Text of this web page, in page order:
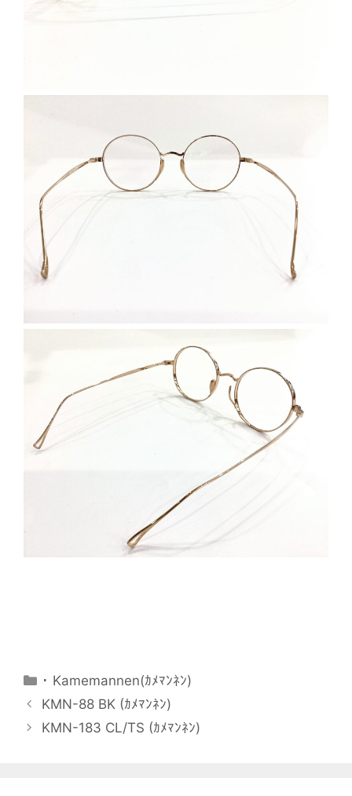
･ Kamemannen(ｶﾒﾏﾝﾈﾝ)
KMN-88 BK (ｶﾒﾏﾝﾈﾝ)
KMN-183 CL/TS (ｶﾒﾏﾝﾈﾝ)